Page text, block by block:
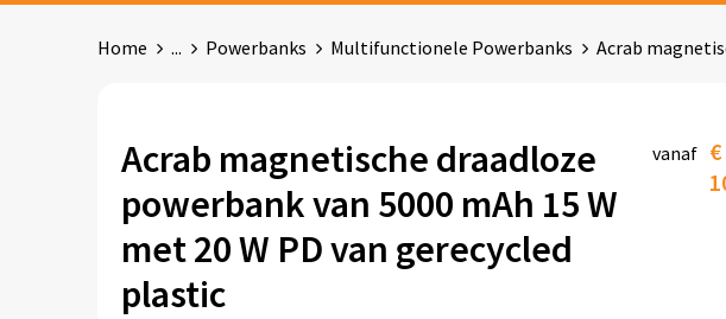
Home ... Powerbanks Multifunctionele Powerbanks Acrab
Acrab magnetische draadloze
powerbank van 5000 mAh 15 W
met 20 W PD van gerecycled
plastic
vanaf €